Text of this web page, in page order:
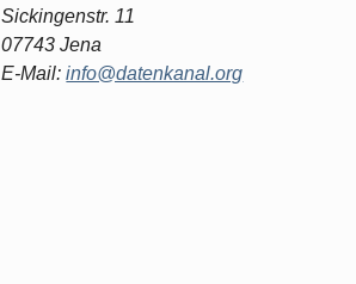
Sickingenstr. 11
07743 Jena
E-Mail:info@datenkanal.org